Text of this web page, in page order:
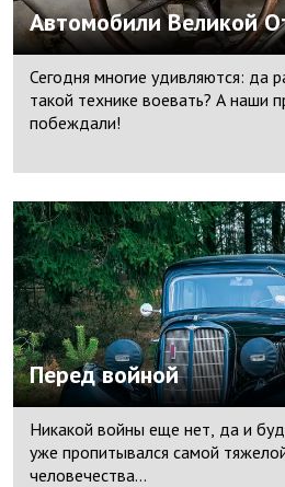
Автомобили Великой
Сегодня многие удивляются: да
такой технике воевать? А наши
побеждали!
Перед войной
Никакой войны еще нет, да и
уже пропитывался самой
человечества…